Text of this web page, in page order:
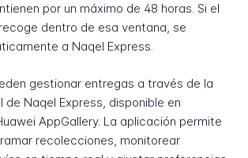
por un máximo de 48 horas. Si el
dentro de esa ventana, se
a Naqel Express.
gestionar entregas a través de la
de Naqel Express, disponible en
AppGallery. La aplicación permite
recolecciones, monitorear